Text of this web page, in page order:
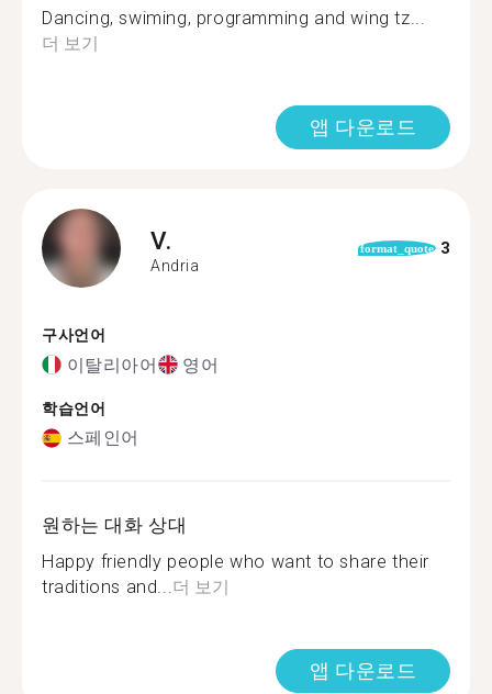
Dancing, swiming, programming and wing tz...
더 보기
앱 다운로드
V.
Andria
format_quote 3
구사언어
이탈리아어 영어
학습언어
스페인어
원하는 대화 상대
Happy friendly people who want to share their
traditions and...더 보기
앱 다운로드